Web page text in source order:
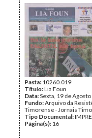
Pasta: 10260.019
Título:Lia Foun
Data:Sexta, 19 de
Fundo:Arquivo da
Timorense - Jornais
Tipo Documental:
Página(s): 16